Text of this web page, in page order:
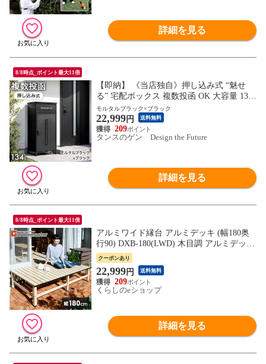
詳細を見る
8/8時点_ポイント最大11倍
【即納】 《当店独自》押し込み式 “魅せ
る” 宅配ボックス 複数投函 OK 大容量 134
L ゼロリターン ダイヤル式 鍵付き 脚付き
一戸建て用 盗難防止 屋外 防水 大型 17600
225〔モルタルブラック×ブラック〕
モルタルブラック×ブラック
22,999円 送料無料
209
タンスのゲン Design the Future
詳細を見る
8/8時点_ポイント最大11倍
アルミワイド縁台 アルミデッキ (幅180奥
行90) DXB-180(LWD) 木目調 アルミデッキ
縁台 アルミ縁台 ガーデンベンチ おしゃれ
山善 YAMAZEN ガーデンマスター 【送料
無料】
クーポンあり
22,999円 送料無料
209
くらしのeショップ
詳細を見る